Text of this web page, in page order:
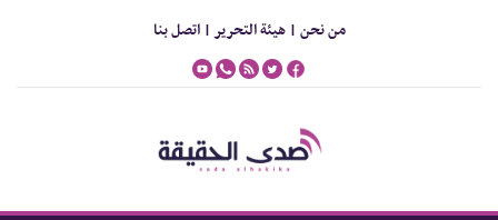
من نحن |هيئة التحرير |اتصل بنا